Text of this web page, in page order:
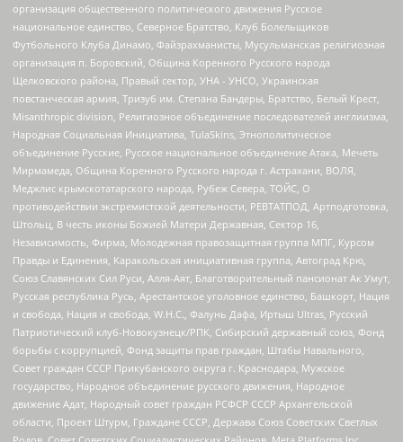
организация общественного политического движения Русское
национальное единство, Северное Братство, Клуб Болельщиков
Футбольного Клуба Динамо, Файзрахманисты, Мусульманская религиозная
организация п. Боровский, Община Коренного Русского народа
Щелковского района, Правый сектор, УНА - УНСО, Украинская
повстанческая армия, Тризуб им. Степана Бандеры, Братство, Белый Крест,
Misanthropic division, Религиозное объединение последователей инглиизма,
Народная Социальная Инициатива, TulaSkins, Этнополитическое
объединение Русские, Русское национальное объединение Атака, Мечеть
Мирмамеда, Община Коренного Русского народа г. Астрахани, ВОЛЯ,
Меджлис крымскотатарского народа, Рубеж Севера, ТОЙС, О
противодействии экстремистской деятельности, РЕВТАТПОД, Артподготовка,
Штольц, В честь иконы Божией Матери Державная, Сектор 16,
Независимость, Фирма, Молодежная правозащитная группа МПГ, Курсом
Правды и Единения, Каракольская инициативная группа, Автоград Крю,
Союз Славянских Сил Руси, Алля-Аят, Благотворительный пансионат Ак Умут,
Русская республика Русь, Арестантское уголовное единство, Башкорт, Нация
и свобода, Нация и свобода, W.H.С., Фалунь Дафа, Иртыш Ultras, Русский
Патриотический клуб-Новокузнецк/РПК, Сибирский державный союз, Фонд
борьбы с коррупцией, Фонд защиты прав граждан, Штабы Навального,
Совет граждан СССР Прикубанского округа г. Краснодара, Мужское
государство, Народное объединение русского движения, Народное
движение Адат, Народный совет граждан РСФСР СССР Архангельской
области, Проект Штурм, Граждане СССР, Держава Союз Советских Светлых